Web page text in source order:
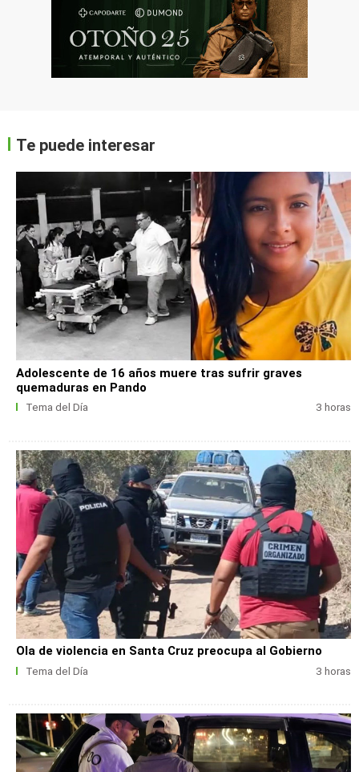
Te puede interesar
Adolescente de 16 años muere tras sufrir graves
quemaduras en Pando
Tema del Día 3 horas
Ola de violencia en Santa Cruz preocupa al Gobierno
Tema del Día 3 horas